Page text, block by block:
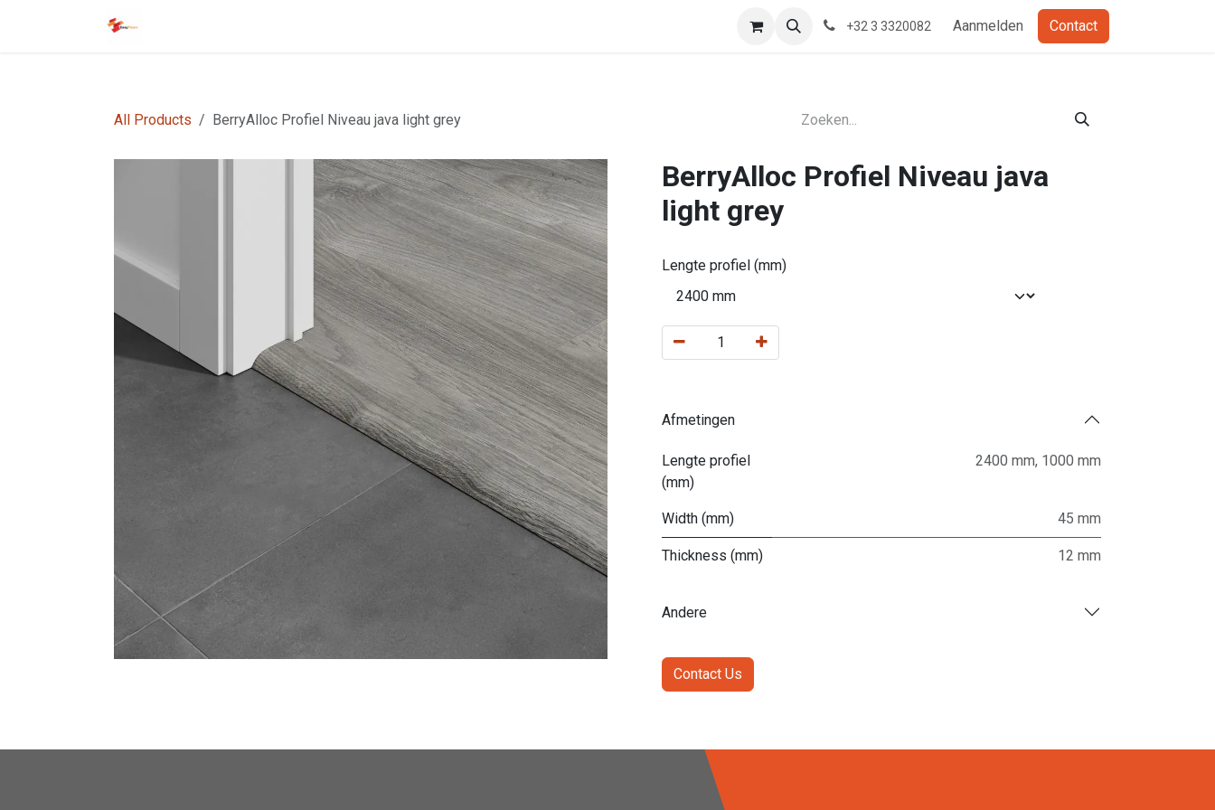
+32 3 3320082 Aanmelden Contact
All Products BerryAlloc Profiel Niveau java light grey
BerryAlloc Profiel Niveau java
light grey
Lengte profiel (mm)
Afmetingen
Lengte profiel
(mm)
2400 mm, 1000 mm
Width (mm) 45 mm
Thickness (mm) 12 mm
Andere
Contact Us